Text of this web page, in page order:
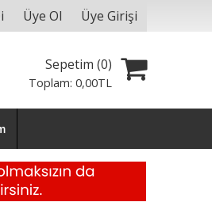
Üye Ol Üye Girişi
Sepetim (0)
Toplam:0,00TL